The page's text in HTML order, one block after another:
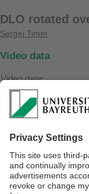
DLO rotated
Sergej Timm
Video data
Video date:
15. January 2002
Project:
ViRoP
https://www.ai3.uni-
Videolink: